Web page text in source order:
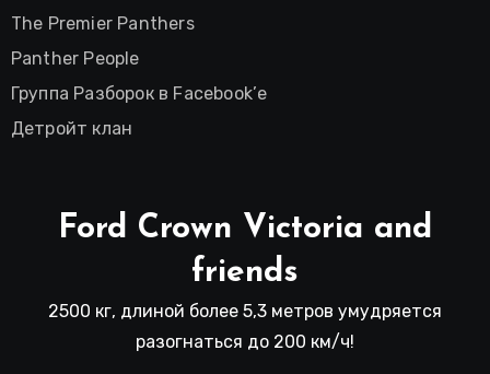
The Premier Panthers
Panther People
Группа Разборок в Facebook’е
Детройт клан
Ford Crown Victoria and
friends
2500 кг, длиной более 5,3 метров умудряется
разогнаться до 200 км/ч!